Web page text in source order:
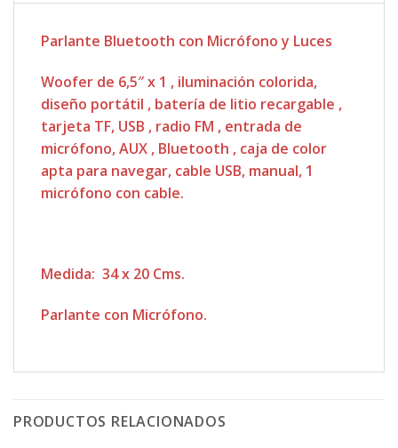
Parlante Bluetooth con Micrófono y Luces
Woofer de 6,5″ x 1 , iluminación colorida,
diseño portátil , batería de litio recargable ,
tarjeta TF, USB , radio FM , entrada de
micrófono, AUX , Bluetooth , caja de color
apta para navegar, cable USB, manual, 1
micrófono con cable.
Medida: 34 x 20 Cms.
Parlante con Micrófono.
PRODUCTOS RELACIONADOS